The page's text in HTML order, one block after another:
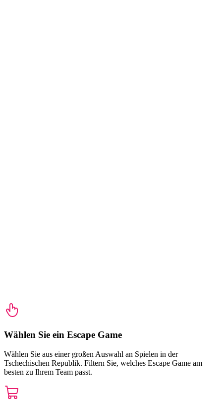
Wählen Sie ein Escape Game
Wählen Sie aus einer großen Auswahl an Spielen in der
Tschechischen Republik. Filtern Sie, welches Escape Game am
besten zu Ihrem Team passt.